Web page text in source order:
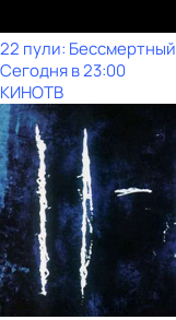
22 пули: Бессмертный
Сегодня в 23:00
КИНОТВ